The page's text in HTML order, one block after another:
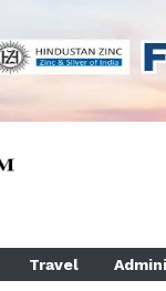
Travel